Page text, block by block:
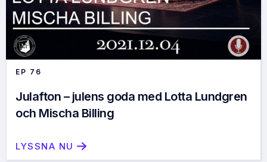
EP 76
Julafton – julens goda med Lotta Lundgren
och Mischa Billing
LYSSNA NU